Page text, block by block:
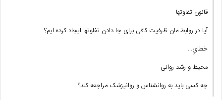
قانون تفاوتها
آیا در روابط مان ظرفیت کافی برای جا دادن تفاوتها ایجاد کرده ایم؟
خطایِ…
محیط و رشد روانی
چه کسی باید به روانشناس و روانپزشک مراجعه کند؟